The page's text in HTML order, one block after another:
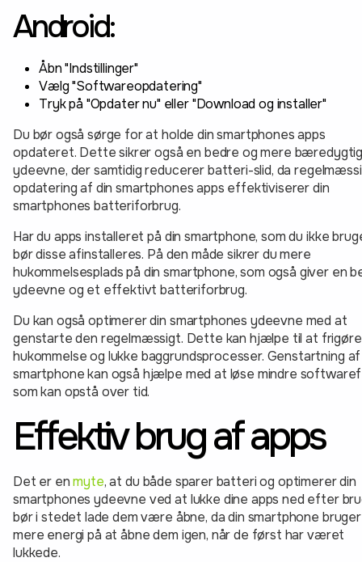
Android:
Åbn "Indstillinger"
Vælg "Softwareopdatering"
Tryk på "Opdater nu" eller "Download og installer"
Du bør også sørge for at holde din smartphones apps
opdateret. Dette sikrer også en bedre og mere
ydeevne, der samtidig reducerer batteri-slid, da
opdatering af din smartphones apps effektiviserer din
smartphones batteriforbrug.
Har du apps installeret på din smartphone, som du ikke
bør disse afinstalleres. På den måde sikrer du mere
hukommelsesplads på din smartphone, som også giver en
ydeevne og et effektivt batteriforbrug.
Du kan også optimerer din smartphones ydeevne med at
genstarte den regelmæssigt. Dette kan hjælpe til at frigøre
hukommelse og lukke baggrundsprocesser. Genstartning
smartphone kan også hjælpe med at løse mindre
som kan opstå over tid.
Effektiv brug af apps
Det er enmyte, at du både sparer batteri og optimerer din
smartphones ydeevne ved at lukke dine apps ned efter
bør i stedet lade dem være åbne, da din smartphone bruger
mere energi på at åbne dem igen, når de først har været
lukkede.